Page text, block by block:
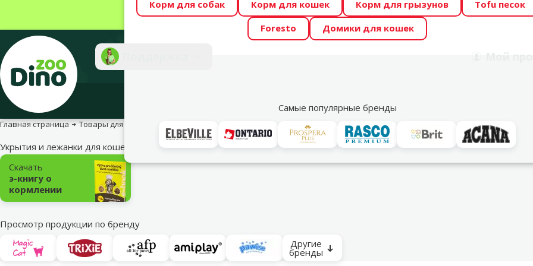
Весь месяц Dino Zoo предлагает отличные цены на ТОП-овые корма! 🍖
Фотоконкурс “GADA ŪSAIŅI”! Возможно Твой питомец станет звездой
Корм для собак Корм для кошек Корм для грызунов
Tofu песок
Foresto
Домики для кошек
Самые популярные бренды
Акции
Главная страница Товары для кошек Укрытия и лежанки
Укрытия и лежанки для кошек
Подкатегория
Скачать
э-книгу о
кормлении
Просмотр продукции по бренду
Другие
бренды